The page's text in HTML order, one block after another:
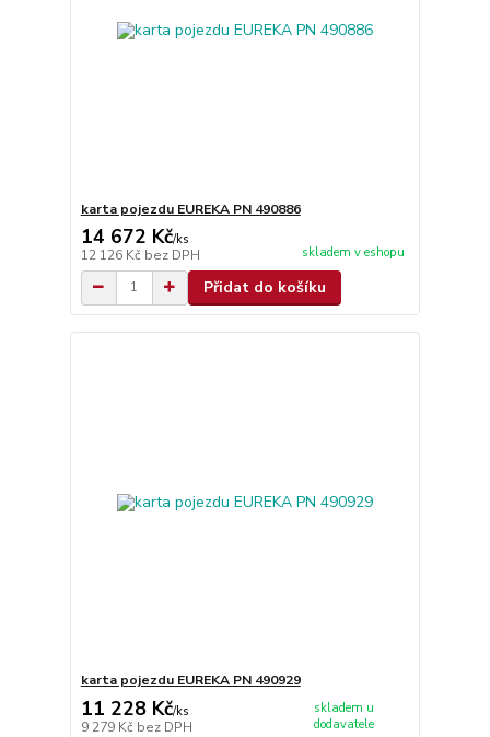
karta pojezdu EUREKA PN 490886
14 672 Kč/ks
12 126 Kč bez DPH skladem v eshopu
Přidat do košíku
karta pojezdu EUREKA PN 490929
11 228 Kč/ks
9 279 Kč bez DPH
skladem u
dodavatele